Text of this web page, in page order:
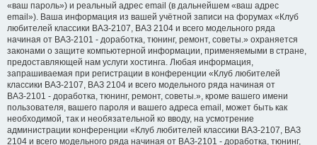
«ваш пароль») и реальный адрес email (в дальнейшем «ваш адрес
email»). Ваша информация из вашей учётной записи на форумах «Клуб
любителей классики ВАЗ-2107, ВАЗ 2104 и всего модельного ряда
начиная от ВАЗ-2101 - доработка, тюнинг, ремонт, советы.» охраняется
законами о защите компьютерной информации, применяемыми в стране,
предоставляющей нам услуги хостинга. Любая информация,
запрашиваемая при регистрации в конференции «Клуб любителей
классики ВАЗ-2107, ВАЗ 2104 и всего модельного ряда начиная от
ВАЗ-2101 - доработка, тюнинг, ремонт, советы.», кроме вашего имени
пользователя, вашего пароля и вашего адреса email, может быть как
необходимой, так и необязательной ко вводу, на усмотрение
администрации конференции «Клуб любителей классики ВАЗ-2107, ВАЗ
2104 и всего модельного ряда начиная от ВАЗ-2101 - доработка, тюнинг,